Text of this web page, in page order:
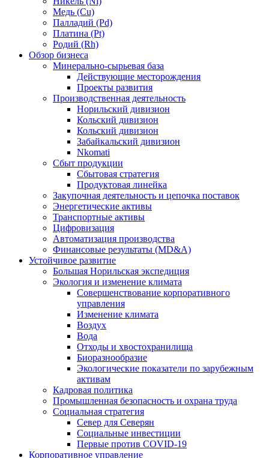
Медь (Cu)
Палладий (Pd)
Платина (Pt)
Родий (Rh)
Обзор бизнеса
Минерально-сырьевая база
Действующие месторождения
Проекты развития
Производственная деятельность
Норильский дивизион
Кольский дивизион
Кольский дивизион
Забайкальский дивизион
Nkomati
Сбыт продукции
Сбытовая стратегия
Продуктовая линейка
Закупочная деятельность и цепочка поставок
Энергетические активы
Транспортные активы
Цифровизация
Автоматизация производства
Финансовые результаты (MD&A)
Устойчивое развитие
Большая Норильская экспедиция
Экология и изменение климата
Совершенствование корпоративного
управления
Изменение климата
Воздух
Вода
Отходы и хвостохранилища
Биоразнообразие
Экологические показатели по зарубежным
активам
Кадровая политика
Промышленная безопасность и охрана труда
Социальная стратегия
Север для Северян
Социальные инвестиции
Первые против COVID‑19
Корпоративное управление